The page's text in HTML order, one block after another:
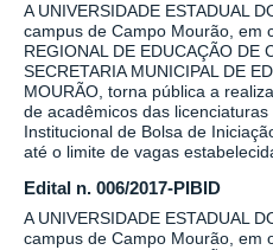
A UNIVERSIDADE ESTADUAL
campus de Campo Mourão, em
REGIONAL DE EDUCAÇÃO DE
SECRETARIA MUNICIPAL DE
MOURÃO, torna pública a
de acadêmicos das
Institucional de Bolsa de
até o limite de vagas
Edital n. 006/2017-PIBID
A UNIVERSIDADE ESTADUAL
campus de Campo Mourão, em